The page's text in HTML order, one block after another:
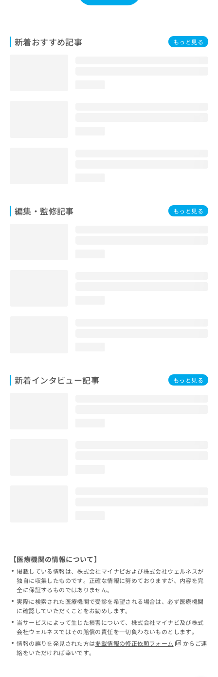
新着おすすめ記事 もっと見る
編集・監修記事 もっと見る
新着インタビュー記事 もっと見る
合
わ
【医療機関の情報について】
掲載している情報は、株式会社マイナビおよび株式会社ウェルネスが
独自に収集したものです。正確な情報に努めておりますが、内容を完
全に保証するものではありません。
実際に検索された医療機関で受診を希望される場合は、必ず医療機関
に確認していただくことをお勧めします。
当サービスによって生じた損害について、株式会社マイナビ及び株式
会社ウェルネスではその賠償の責任を一切負わないものとします。
情報の誤りを発見された方は掲載情報の修正依頼フォーム
からご連
絡をいただければ幸いです。